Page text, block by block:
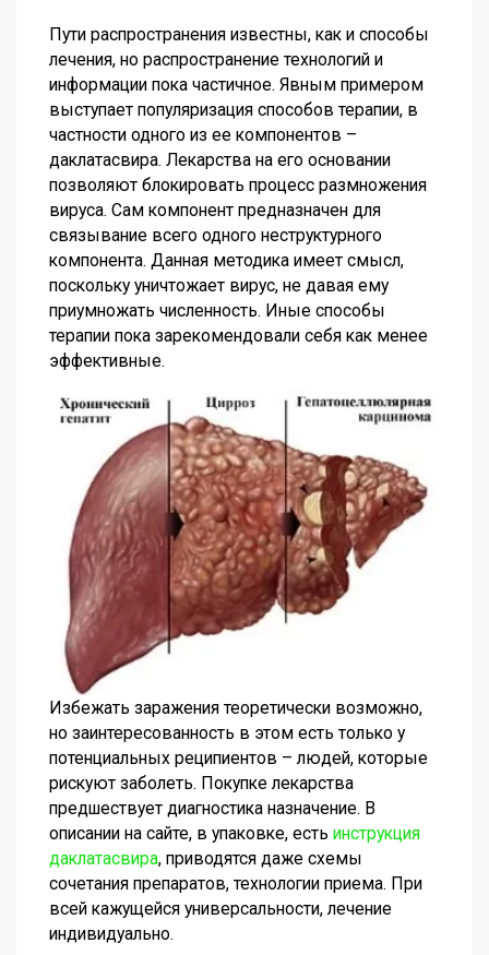
Пути распространения известны, как и способы
лечения, но распространение технологий и
информации пока частичное. Явным примером
выступает популяризация способов терапии, в
частности одного из ее компонентов –
даклатасвира. Лекарства на его основании
позволяют блокировать процесс размножения
вируса. Сам компонент предназначен для
связывание всего одного неструктурного
компонента. Данная методика имеет смысл,
поскольку уничтожает вирус, не давая ему
приумножать численность. Иные способы
терапии пока зарекомендовали себя как менее
эффективные.
Избежать заражения теоретически возможно,
но заинтересованность в этом есть только у
потенциальных реципиентов – людей, которые
рискуют заболеть. Покупке лекарства
предшествует диагностика назначение. В
описании на сайте, в упаковке, есть инструкция
даклатасвира, приводятся даже схемы
сочетания препаратов, технологии приема. При
всей кажущейся универсальности, лечение
индивидуально.